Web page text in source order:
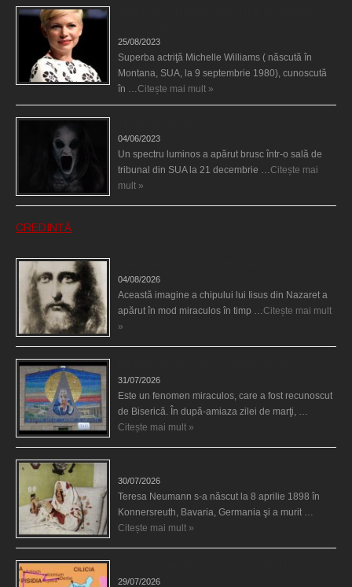
25/08/2023
Superba actriţă Michelle Williams ( născută în
Montana, SUA, la 9 septembrie 1980), cunoscută
în … Citește mai mult »
04/06/2023
Un spectru luminos a apărut brusc într-o sală de
tribunal din SUA la 21 decembrie … Citește mai
mult »
CREDINȚĂ
04/08/2026
Această imagine a chipului lui Iisus din Nazaret a
apărut în mod miraculos în timp … Citește mai mult
»
31/07/2026
Este un fenomen miraculos, care a fost recunoscut
de Biserică. În după-amiaza zilei de marţi, …
Citește mai mult »
30/07/2026
Teresa Neumann s-a născut la 8 aprilie 1898 în
Konnersreuth, Bavaria, Germania şi a murit …
Citește mai mult »
29/07/2026